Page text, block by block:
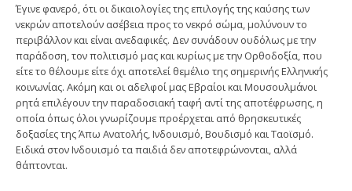
Έγινε φανερό, ότι οι δικαιολογίες της επιλογής της καύσης των
νεκρών αποτελούν ασέβεια προς το νεκρό σώμα, μολύνουν το
περιβάλλον και είναι ανεδαφικές. Δεν συνάδουν ουδόλως με την
παράδοση, τον πολιτισμό μας και κυρίως με την Ορθοδοξία, που
είτε το θέλουμε είτε όχι αποτελεί θεμέλιο της σημερινής Ελληνικής
κοινωνίας. Ακόμη και οι αδελφοί μας Εβραίοι και Μουσουλμάνοι
ρητά επιλέγουν την παραδοσιακή ταφή αντί της αποτέφρωσης, η
οποία όπως όλοι γνωρίζουμε προέρχεται από θρησκευτικές
δοξασίες της Άπω Ανατολής, Ινδουισμό, Βουδισμό και Ταοϊσμό.
Ειδικά στον Ινδουισμό τα παιδιά δεν αποτεφρώνονται, αλλά
θάπτονται.